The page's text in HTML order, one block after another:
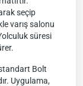
seçip
varış salonu
süresi
Bolt
Uygulama,